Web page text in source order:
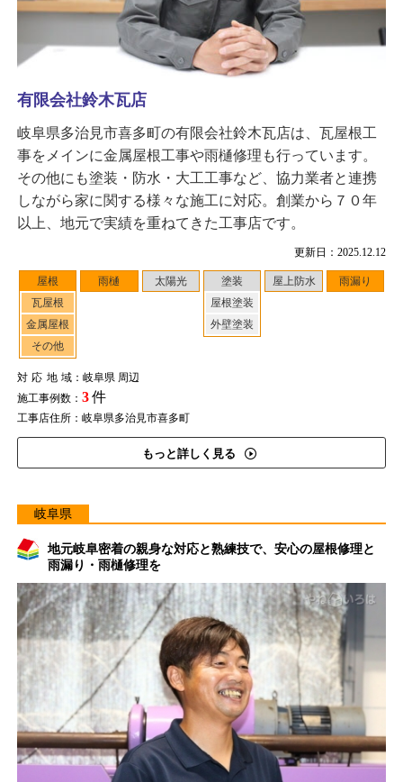
更新日：2025.12.12
屋根
瓦屋根
金属屋根
その他
雨樋 太陽光
塗装
屋根塗装
外壁塗装
屋上防水 雨漏り
対応地域：岐阜県 周辺
施工事例数： 3件
工事店住所：岐阜県多治見市喜多町
もっと詳しく見る
有限会社鈴木瓦店
岐阜県多治見市喜多町の有限会社鈴木瓦店は、瓦屋根工
事をメインに金属屋根工事や雨樋修理も行っています。
その他にも塗装・防水・大工工事など、協力業者と連携
しながら家に関する様々な施工に対応。創業から７０年
以上、地元で実績を重ねてきた工事店です。
岐阜県
地元岐阜密着の親身な対応と熟練技で、安心の屋根修理と
雨漏り・雨樋修理を